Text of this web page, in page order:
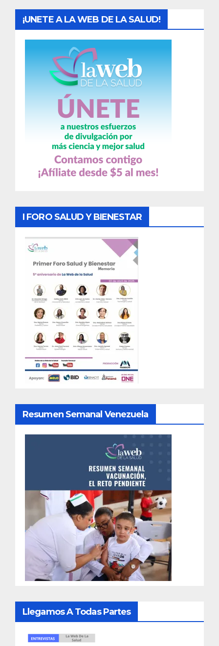
¡UNETE A LA WEB DE LA SALUD!
I FORO SALUD Y BIENESTAR
Resumen Semanal Venezuela
Llegamos A Todas Partes